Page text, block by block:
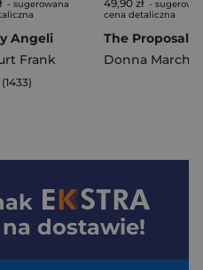
- sugerowana
Angeli
Frank
49,90 zł -
cena detaliczna
Donna
dostawie!